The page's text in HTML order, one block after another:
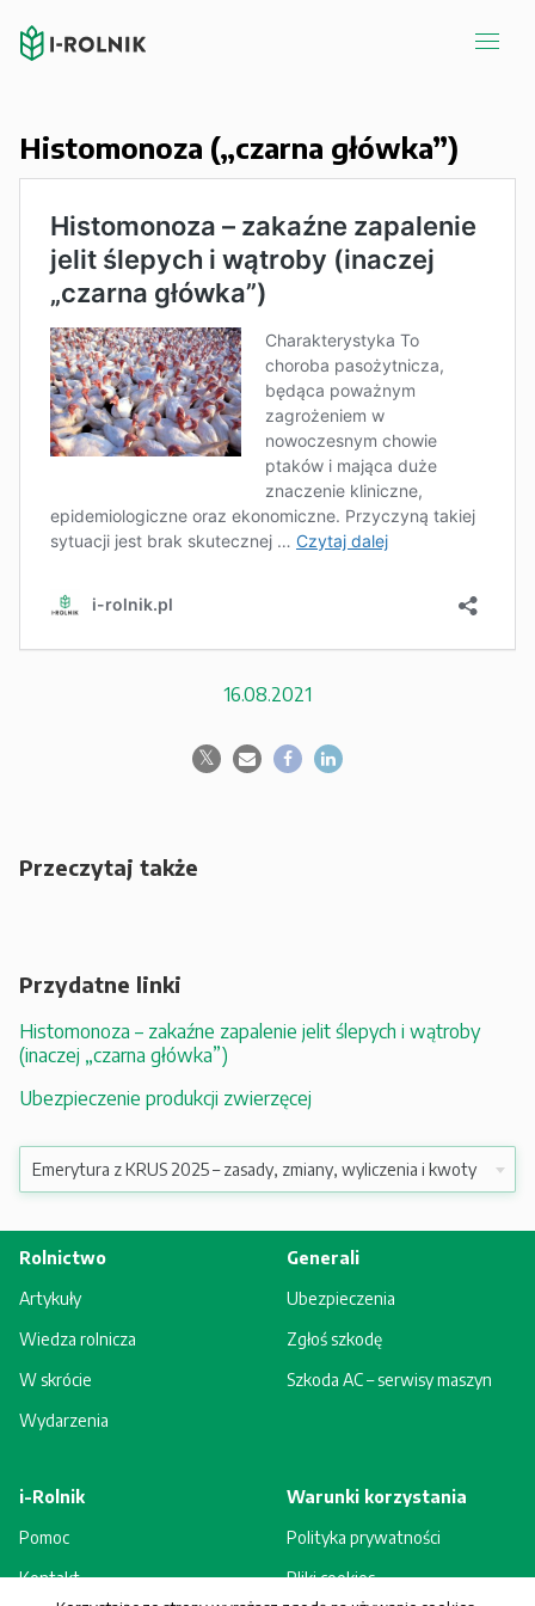
Histomonoza („czarna główka”)
16.08.2021
Przeczytaj także
Przydatne linki
Histomonoza – zakaźne zapalenie jelit ślepych i wątroby
(inaczej „czarna główka”)
Ubezpieczenie produkcji zwierzęcej
Rolnictwo
Artykuły
Wiedza rolnicza
W skrócie
Wydarzenia
Generali
Ubezpieczenia
Zgłoś szkodę
Szkoda AC – serwisy maszyn
i-Rolnik
Pomoc
Kontakt
Warunki korzystania
Polityka prywatności
Pliki cookies